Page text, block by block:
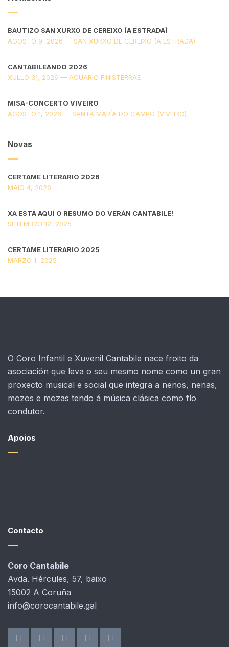
BAUTIZO SAN XURXO DE CEREIXO (A ESTRADA)
AGOSTO 9, 2026 — SAN XURXO DE CEREIXO (A ESTRADA)
CANTABILEANDO 2026
XULLO 31, 2026 — ACUARIO FINISTERRAE
MISA-CONCERTO VIVEIRO
AGOSTO 1, 2026 — SANTA MARÍA DO CAMPO (VIVEIRO)
Novas
CERTAME LITERARIO 2026
MAIO 4, 2026
XA ESTÁ AQUÍ O RESUMO DO VERÁN CANTABILE!
SETEMBRO 12, 2025
CERTAME LITERARIO 2025
MARZO 1, 2025
O Coro Infantil e Xuvenil Cantabile nace froito da
asociación que leva o seu mesmo nome como un gran
proxecto musical e social que integra a nenos, nenas,
mozos e mozas tendo á música clásica como fío
condutor.
Apoios
Contacto
Coro Cantabile
Avda. Hércules, 57, baixo
15002 A Coruña
info@corocantabile.gal